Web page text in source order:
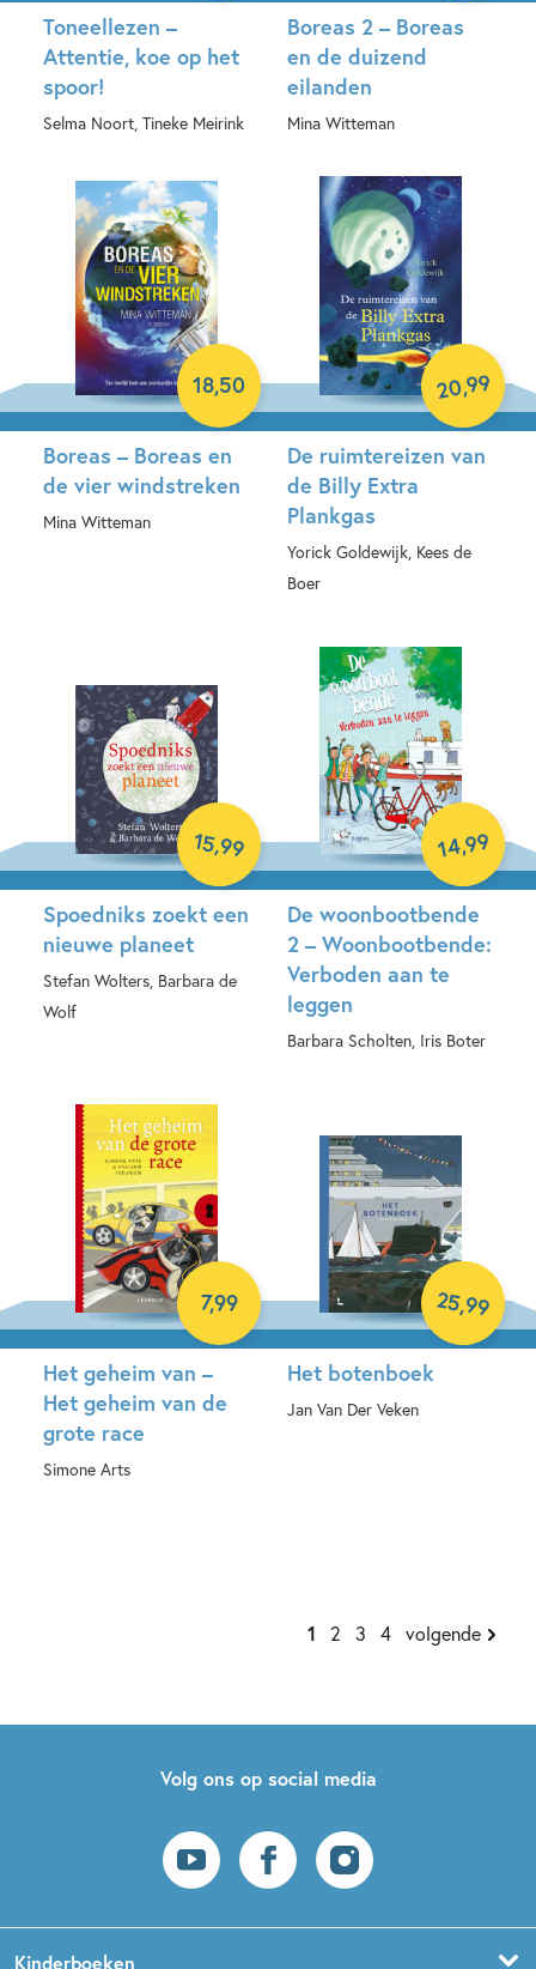
Toneellezen –
Attentie, koe op het
spoor!
Selma Noort, Tineke Meirink
Boreas 2 – Boreas
en de duizend
eilanden
Mina Witteman
Boreas – Boreas en
de vier windstreken
Mina Witteman
18,50
De ruimtereizen van
de Billy Extra
Plankgas
Yorick Goldewijk, Kees de
Boer
20,99
Spoedniks zoekt een
nieuwe planeet
Stefan Wolters, Barbara de
Wolf
15,99
De woonbootbende
2 – Woonbootbende:
Verboden aan te
leggen
Barbara Scholten, Iris Boter
14,99
Het geheim van –
Het geheim van de
grote race
Simone Arts
7,99
Het botenboek
Jan Van Der Veken
25,99
1 2 3 4 volgende
Volg ons op social media
Kinderboeken